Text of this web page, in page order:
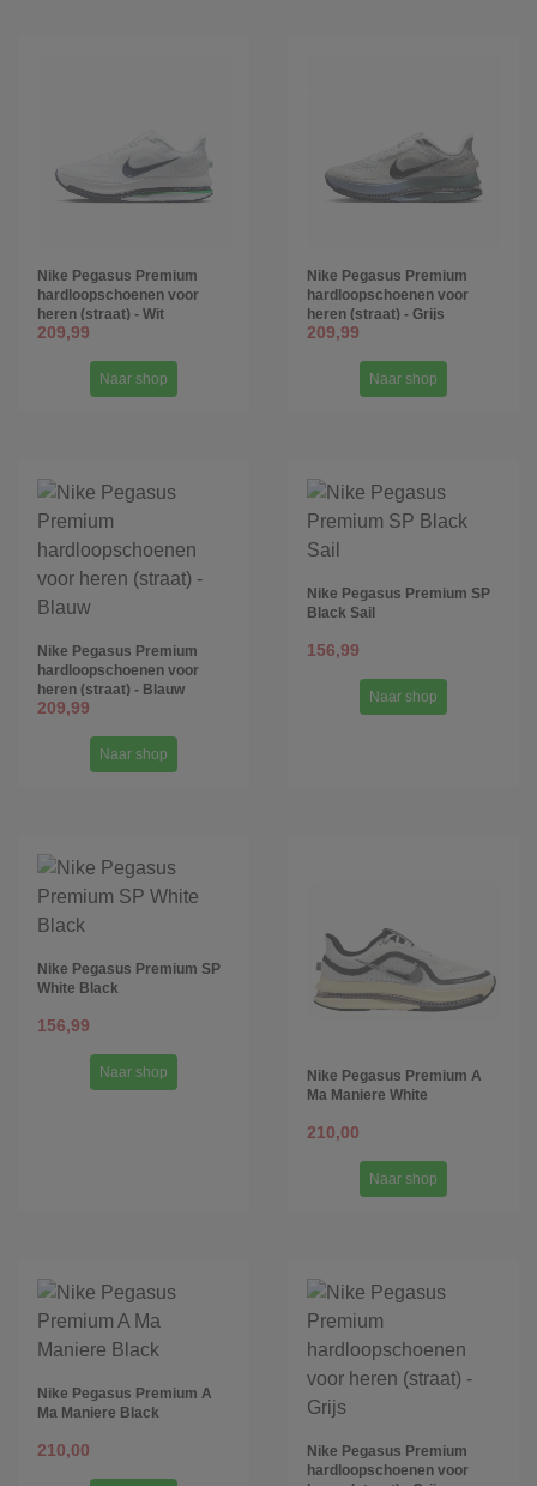
Nike Pegasus Premium
hardloopschoenen voor
heren (straat) - Wit
209,99
Naar shop
Nike Pegasus Premium
hardloopschoenen voor
heren (straat) - Grijs
209,99
Naar shop
Nike Pegasus Premium
hardloopschoenen voor
heren (straat) - Blauw
209,99
Naar shop
Nike Pegasus Premium SP
Black Sail
156,99
Naar shop
Nike Pegasus Premium SP
White Black
156,99
Naar shop
Nike Pegasus Premium A
Ma Maniere White
210,00
Naar shop
Nike Pegasus Premium A
Ma Maniere Black
210,00
Nike Pegasus Premium
hardloopschoenen voor